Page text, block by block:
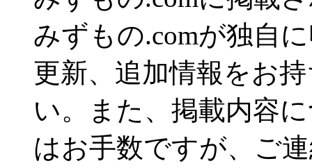
みずもの.comが独自
更新、追加情報をお
い。また、掲載内容
はお手数ですが、ご